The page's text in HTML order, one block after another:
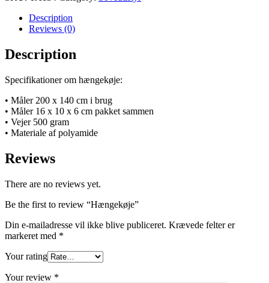
Description
Reviews (0)
Description
Specifikationer om hængekøje:
• Måler 200 x 140 cm i brug
• Måler 16 x 10 x 6 cm pakket sammen
• Vejer 500 gram
• Materiale af polyamide
Reviews
There are no reviews yet.
Be the first to review “Hængekøje”
Din e-mailadresse vil ikke blive publiceret. Krævede felter er
markeret med *
Your rating
Your review *